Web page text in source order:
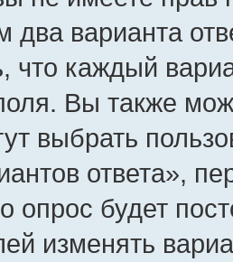
два варианта
что каждый
Вы также
выбрать
ответа»,
опрос будет
изменять